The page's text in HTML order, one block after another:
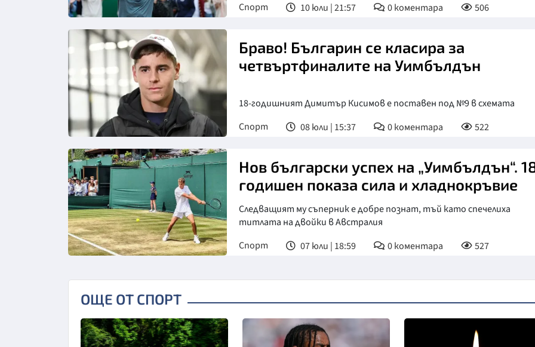
Спорт
10 юли | 21:57 0коментара 506
Снимка: БГНЕС
Браво! Българин се класира за
четвъртфиналите на Уимбълдън
18-годишният Димитър Кисимов е поставен под №9 в схемата
Спорт
08 юли | 15:37 0коментара 522
Нов български успех на „Уимбълдън“.
годишен показа сила и хладнокръвие
Следващият му съперник е добре познат, тъй като спечелиха
титлата на двойки в Австралия
Спорт
07 юли | 18:59 0коментара 527
ОЩЕ ОТ СПОРТ